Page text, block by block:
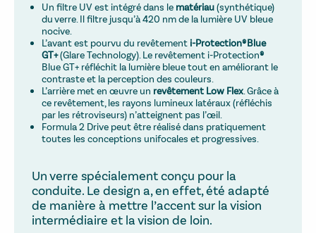
Un filtre UV est intégré dans le matériau(synthétique)
du verre. Il filtre jusqu’à 420 nm de la lumière UV bleue
nocive.
L’avant est pourvu du revêtementi-Protection® Blue
GT+(Glare Technology). Le revêtement i-Protection®
Blue GT+ réfléchit la lumière bleue tout en améliorant le
contraste et la perception des couleurs.
L’arrière met en œuvre un revêtement Low Flex . Grâce à
ce revêtement, les rayons lumineux latéraux (réfléchis
par les rétroviseurs) n’atteignent pas l’œil.
Formula 2 Drive peut être réalisé dans pratiquement
toutes les conceptions unifocales et progressives.
Un verre spécialement conçu pour la
conduite. Le design a, en effet, été adapté
de manière à mettre l’accent sur la vision
intermédiaire et la vision de loin.